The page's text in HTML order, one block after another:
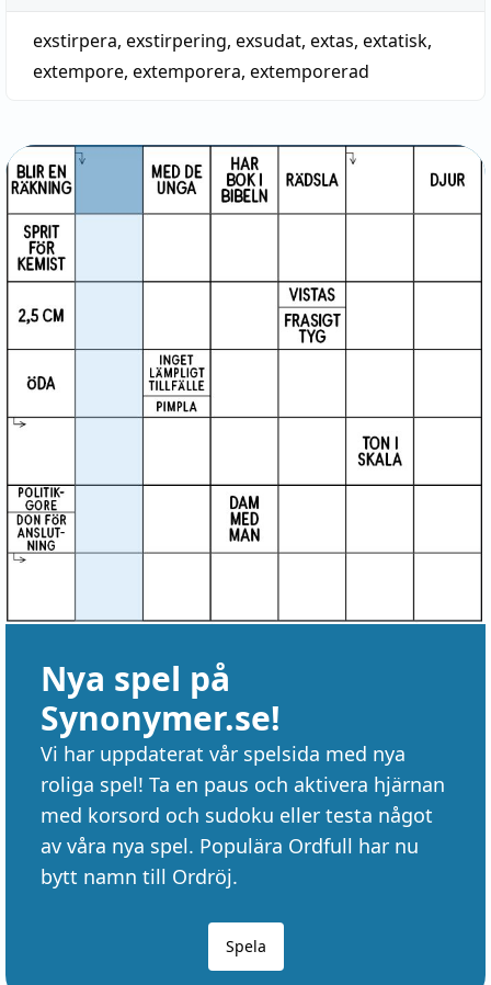
exstirpera, exstirpering, exsudat, extas, extatisk,
extempore, extemporera, extemporerad
Nya spel på
Synonymer.se!
Vi har uppdaterat vår spelsida med nya
roliga spel! Ta en paus och aktivera hjärnan
med korsord och sudoku eller testa något
av våra nya spel. Populära Ordfull har nu
bytt namn till Ordröj.
Spela